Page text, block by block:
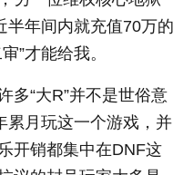
半年间内就充值70万的
”才能给我。
多“大R”并不是世俗意
累月玩这一个游戏，并
开销都集中在DNF这